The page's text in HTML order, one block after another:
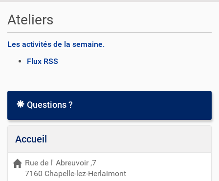
Ateliers
Les activités de la semaine.
i
s
Flux RSS
Questions ?
Accueil
Rue de l' Abreuvoir ,7
7160 Chapelle-lez-Herlaimont